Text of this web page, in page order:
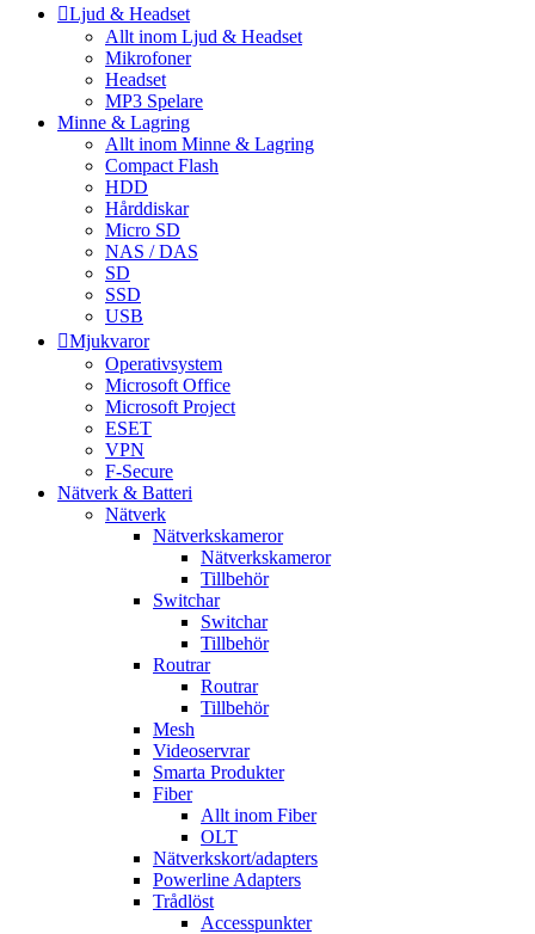
Ljud & Headset
Allt inom Ljud & Headset
Mikrofoner
Headset
MP3 Spelare
Minne & Lagring
Allt inom Minne & Lagring
Compact Flash
HDD
Hårddiskar
Micro SD
NAS / DAS
SD
SSD
USB
Mjukvaror
Operativsystem
Microsoft Office
Microsoft Project
ESET
VPN
F-Secure
Nätverk & Batteri
Nätverk
Nätverkskameror
Nätverkskameror
Tillbehör
Switchar
Switchar
Tillbehör
Routrar
Routrar
Tillbehör
Mesh
Videoservrar
Smarta Produkter
Fiber
Allt inom Fiber
OLT
Nätverkskort/adapters
Powerline Adapters
Trådlöst
Accesspunkter